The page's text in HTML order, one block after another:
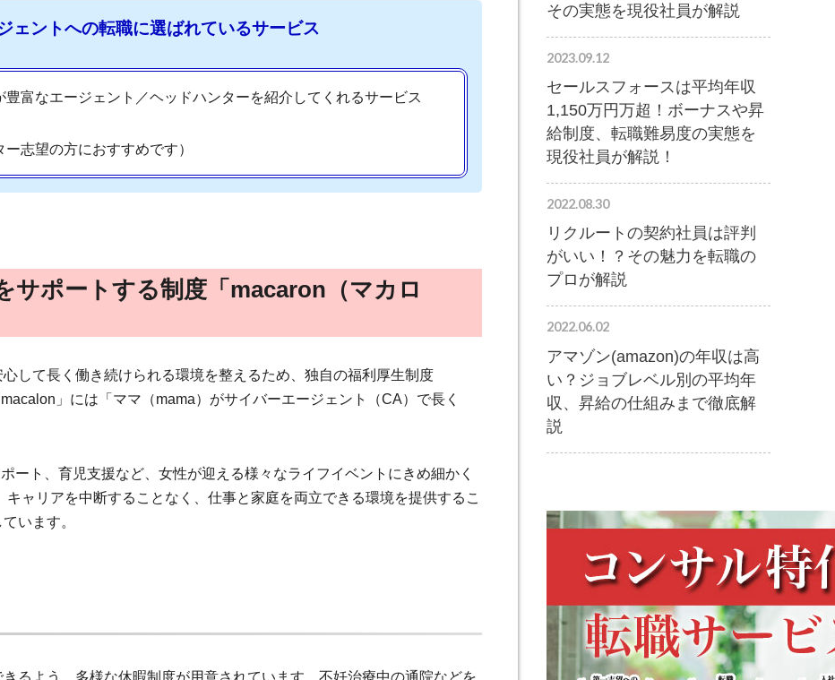
ェントへの転職に選ばれているサービス
富なエージェント／ヘッドハンターを紹介してくれるサービス
志望の方におすすめです）
サポートする制度「macaron（マカロ
して長く働き続けられる環境を整えるため、独自の福利厚生制度
」には「ママ（mama）がサイバーエージェント（CA）で長く
ート、育児支援など、女性が迎える様々なライフイベントにきめ細かく
ャリアを中断することなく、仕事と家庭を両立できる環境を提供するこ
います。
るよう、多様な休暇制度が用意されています。不妊治療中の通院などを
その実態を現役社員が解説
2023.09.12
セールスフォースは平均年収
1,150万円万超！ボーナスや昇
給制度、転職難易度の実態を
現役社員が解説！
2022.08.30
リクルートの契約社員は評判
がいい！？その魅力を転職の
プロが解説
2022.06.02
アマゾン(amazon)の年収は高
い？ジョブレベル別の平均年
収、昇給の仕組みまで徹底解
説